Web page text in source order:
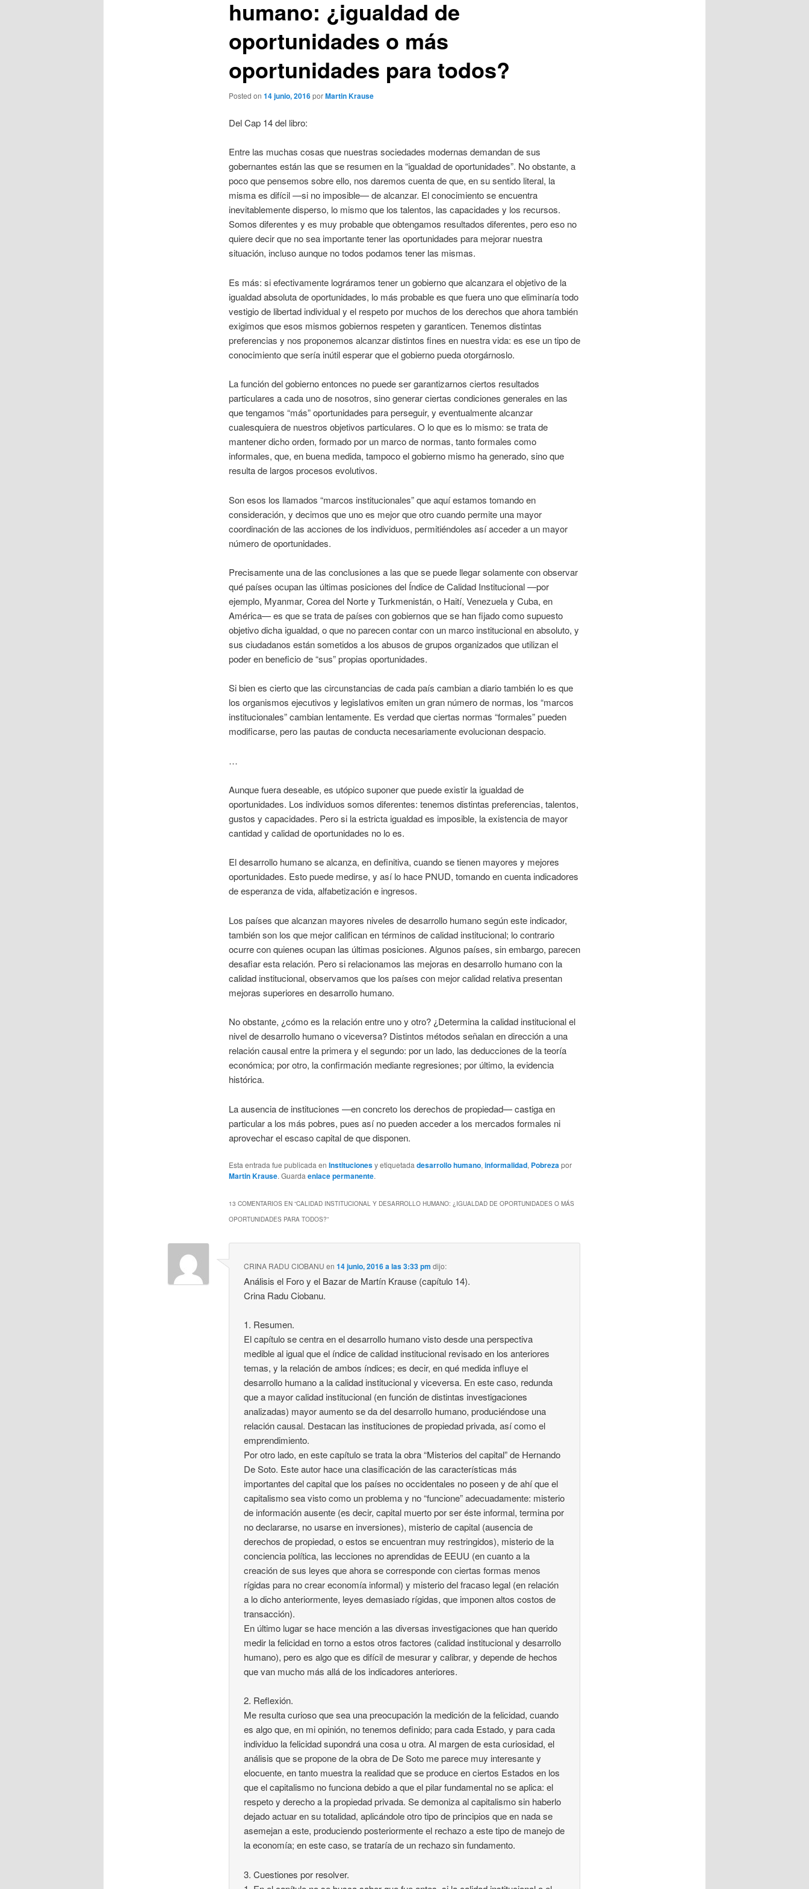
humano: ¿igualdad de
oportunidades o más
oportunidades para todos?
Posted on 14 junio, 2016porMartin Krause
Del Cap 14 del libro:
Entre las muchas cosas que nuestras sociedades modernas demandan de sus
gobernantes están las que se resumen en la “igualdad de oportunidades”. No obstante, a
poco que pensemos sobre ello, nos daremos cuenta de que, en su sentido literal, la
misma es difícil —si no imposible— de alcanzar. El conocimiento se encuentra
inevitablemente disperso, lo mismo que los talentos, las capacidades y los recursos.
Somos diferentes y es muy probable que obtengamos resultados diferentes, pero eso no
quiere decir que no sea importante tener las oportunidades para mejorar nuestra
situación, incluso aunque no todos podamos tener las mismas.
Es más: si efectivamente lográramos tener un gobierno que alcanzara el objetivo de la
igualdad absoluta de oportunidades, lo más probable es que fuera uno que eliminaría todo
vestigio de libertad individual y el respeto por muchos de los derechos que ahora también
exigimos que esos mismos gobiernos respeten y garanticen. Tenemos distintas
preferencias y nos proponemos alcanzar distintos fines en nuestra vida: es ese un tipo de
conocimiento que sería inútil esperar que el gobierno pueda otorgárnoslo.
La función del gobierno entonces no puede ser garantizarnos ciertos resultados
particulares a cada uno de nosotros, sino generar ciertas condiciones generales en las
que tengamos “más” oportunidades para perseguir, y eventualmente alcanzar
cualesquiera de nuestros objetivos particulares. O lo que es lo mismo: se trata de
mantener dicho orden, formado por un marco de normas, tanto formales como
informales, que, en buena medida, tampoco el gobierno mismo ha generado, sino que
resulta de largos procesos evolutivos.
Son esos los llamados “marcos institucionales” que aquí estamos tomando en
consideración, y decimos que uno es mejor que otro cuando permite una mayor
coordinación de las acciones de los individuos, permitiéndoles así acceder a un mayor
número de oportunidades.
Precisamente una de las conclusiones a las que se puede llegar solamente con observar
qué países ocupan las últimas posiciones del Índice de Calidad Institucional —por
ejemplo, Myanmar, Corea del Norte y Turkmenistán, o Haití, Venezuela y Cuba, en
América— es que se trata de países con gobiernos que se han fijado como supuesto
objetivo dicha igualdad, o que no parecen contar con un marco institucional en absoluto, y
sus ciudadanos están sometidos a los abusos de grupos organizados que utilizan el
poder en beneficio de “sus” propias oportunidades.
Si bien es cierto que las circunstancias de cada país cambian a diario también lo es que
los organismos ejecutivos y legislativos emiten un gran número de normas, los “marcos
institucionales” cambian lentamente. Es verdad que ciertas normas “formales” pueden
modificarse, pero las pautas de conducta necesariamente evolucionan despacio.
…
Aunque fuera deseable, es utópico suponer que puede existir la igualdad de
oportunidades. Los individuos somos diferentes: tenemos distintas preferencias, talentos,
gustos y capacidades. Pero si la estricta igualdad es imposible, la existencia de mayor
cantidad y calidad de oportunidades no lo es.
El desarrollo humano se alcanza, en definitiva, cuando se tienen mayores y mejores
oportunidades. Esto puede medirse, y así lo hace PNUD, tomando en cuenta indicadores
de esperanza de vida, alfabetización e ingresos.
Los países que alcanzan mayores niveles de desarrollo humano según este indicador,
también son los que mejor califican en términos de calidad institucional; lo contrario
ocurre con quienes ocupan las últimas posiciones. Algunos países, sin embargo, parecen
desafiar esta relación. Pero si relacionamos las mejoras en desarrollo humano con la
calidad institucional, observamos que los países con mejor calidad relativa presentan
mejoras superiores en desarrollo humano.
No obstante, ¿cómo es la relación entre uno y otro? ¿Determina la calidad institucional el
nivel de desarrollo humano o viceversa? Distintos métodos señalan en dirección a una
relación causal entre la primera y el segundo: por un lado, las deducciones de la teoría
económica; por otro, la confirmación mediante regresiones; por último, la evidencia
histórica.
La ausencia de instituciones —en concreto los derechos de propiedad— castiga en
particular a los más pobres, pues así no pueden acceder a los mercados formales ni
aprovechar el escaso capital de que disponen.
Esta entrada fue publicada en Institucionesy etiquetada desarrollo humano, informalidad, Pobrezapor
Martin Krause. Guarda enlace permanente.
13 COMENTARIOS EN “CALIDAD INSTITUCIONAL Y DESARROLLO HUMANO: ¿IGUALDAD DE OPORTUNIDADES O MÁS
OPORTUNIDADES PARA TODOS?”
CRINA RADU CIOBANU en14 junio, 2016 a las 3:33 pm dijo:
Análisis el Foro y el Bazar de Martín Krause (capítulo 14).
Crina Radu Ciobanu.
1. Resumen.
El capítulo se centra en el desarrollo humano visto desde una perspectiva
medible al igual que el índice de calidad institucional revisado en los anteriores
temas, y la relación de ambos índices; es decir, en qué medida influye el
desarrollo humano a la calidad institucional y viceversa. En este caso, redunda
que a mayor calidad institucional (en función de distintas investigaciones
analizadas) mayor aumento se da del desarrollo humano, produciéndose una
relación causal. Destacan las instituciones de propiedad privada, así como el
emprendimiento.
Por otro lado, en este capítulo se trata la obra “Misterios del capital” de Hernando
De Soto. Este autor hace una clasificación de las características más
importantes del capital que los países no occidentales no poseen y de ahí que el
capitalismo sea visto como un problema y no “funcione” adecuadamente: misterio
de información ausente (es decir, capital muerto por ser éste informal, termina por
no declararse, no usarse en inversiones), misterio de capital (ausencia de
derechos de propiedad, o estos se encuentran muy restringidos), misterio de la
conciencia política, las lecciones no aprendidas de EEUU (en cuanto a la
creación de sus leyes que ahora se corresponde con ciertas formas menos
rígidas para no crear economía informal) y misterio del fracaso legal (en relación
a lo dicho anteriormente, leyes demasiado rígidas, que imponen altos costos de
transacción).
En último lugar se hace mención a las diversas investigaciones que han querido
medir la felicidad en torno a estos otros factores (calidad institucional y desarrollo
humano), pero es algo que es difícil de mesurar y calibrar, y depende de hechos
que van mucho más allá de los indicadores anteriores.
2. Reflexión.
Me resulta curioso que sea una preocupación la medición de la felicidad, cuando
es algo que, en mi opinión, no tenemos definido; para cada Estado, y para cada
individuo la felicidad supondrá una cosa u otra. Al margen de esta curiosidad, el
análisis que se propone de la obra de De Soto me parece muy interesante y
elocuente, en tanto muestra la realidad que se produce en ciertos Estados en los
que el capitalismo no funciona debido a que el pilar fundamental no se aplica: el
respeto y derecho a la propiedad privada. Se demoniza al capitalismo sin haberlo
dejado actuar en su totalidad, aplicándole otro tipo de principios que en nada se
asemejan a este, produciendo posteriormente el rechazo a este tipo de manejo de
la economía; en este caso, se trataría de un rechazo sin fundamento.
3. Cuestiones por resolver.